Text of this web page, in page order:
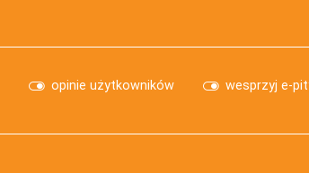
opinie użytkowników wesprzyj e-